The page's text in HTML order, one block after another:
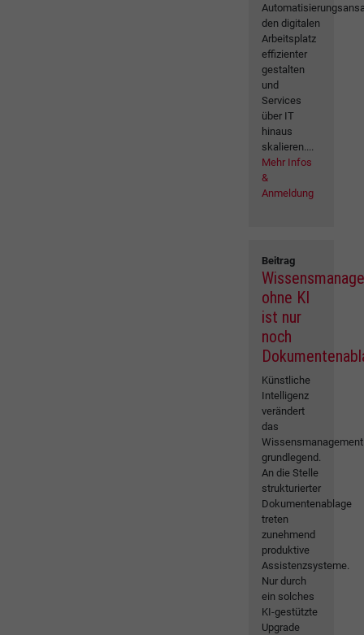
den digitalen
Arbeitsplatz
effizienter
gestalten
und
Services
über IT
hinaus
skalieren....
Mehr Infos
&
Anmeldung
Beitrag
ohne KI
ist nur
noch
Künstliche
Intelligenz
verändert
das
Wissensmanagement
grundlegend.
An die Stelle
strukturierter
Dokumentenablage
treten
zunehmend
produktive
Assistenzsysteme.
Nur durch
ein solches
KI-gestützte
Upgrade